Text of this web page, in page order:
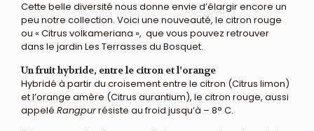
Cette belle diversité nous donne envie d’élargir encore un
peu notre collection. Voici une nouveauté, le citron rouge
ou « Citrus volkameriana », que vous pouvez retrouver
dans le jardin Les Terrasses du Bosquet.
Un fruit hybride, entre le citron et l’orange
Hybridé à partir du croisement entre le citron (Citrus limon)
et l’orange amère (Citrus aurantium), le citron rouge, aussi
appelé Rangpurrésiste au froid jusqu’à – 8° C.